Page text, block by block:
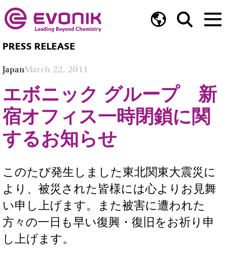
PRESS RELEASE
JapanMarch 22, 2011
エボニック グループ 新
宿オフィス一時閉鎖に関
するお知らせ
このたび発生しました東北関東大震災に
より、被災された皆様には心よりお見舞
い申し上げます。また被害に遭われた
方々の一日も早い復興・復旧をお祈り申
し上げます。